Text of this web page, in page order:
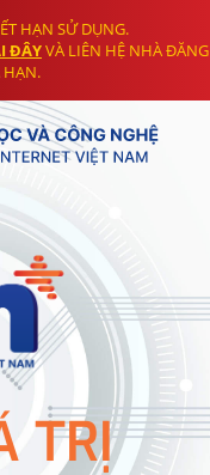
HẠN SỬ DỤNG.
ĐÂYVÀ LIÊN HỆ NHÀ ĐĂNG
HẠN.
TRỊ